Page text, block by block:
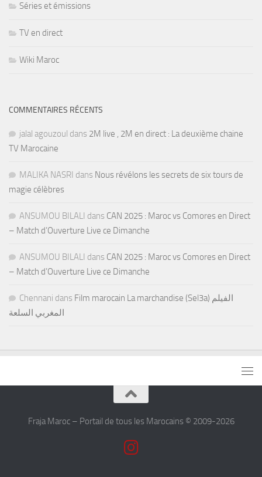
Séries et émissions
TV en direct
Wiki Maroc
COMMENTAIRES RÉCENTS
jalal agouzoul dans 2M live , 2M en direct : La deuxième chaine
TV Marocaine
MALIKA NASRI dans Nous révélons les secrets de six tours de
magie célèbres
ANSUMOU BILALI dans CAN 2025 : Maroc vs Comores en Direct
– Match d’Ouverture Live ce Dimanche
ANSUMOU BILALI dans CAN 2025 : Maroc vs Comores en Direct
– Match d’Ouverture Live ce Dimanche
Chennani dans Film marocain La marchandise (Sel3a) الفيلم
المغربي السلعة
Fraja Maroc – Portail de tous les Marocains © 2009-2026